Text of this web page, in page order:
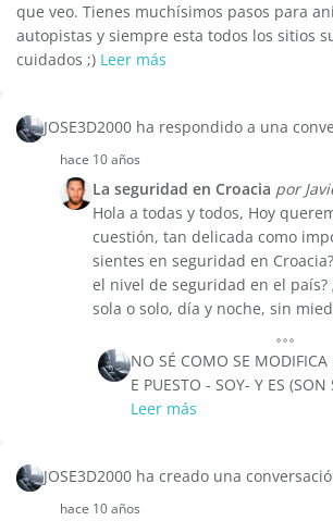
que veo. Tienes muchísimos pasos para
autopistas y siempre esta todos los sitios
cuidados ;) Leer más
JOSE3D2000 ha respondido a una
hace 10 años
La seguridad en Croacia por
Hola a todas y todos, Hoy
cuestión, tan delicada como
sientes en seguridad en
el nivel de seguridad en el país?
sola o solo, día y noche, sin
NO SÉ COMO SE MODIFICA
E PUESTO - SOY- Y ES (SON
Leer más
JOSE3D2000 ha creado una
hace 10 años